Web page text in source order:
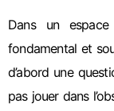
Dans un
fondamental et
d’abord une
pas jouer dans